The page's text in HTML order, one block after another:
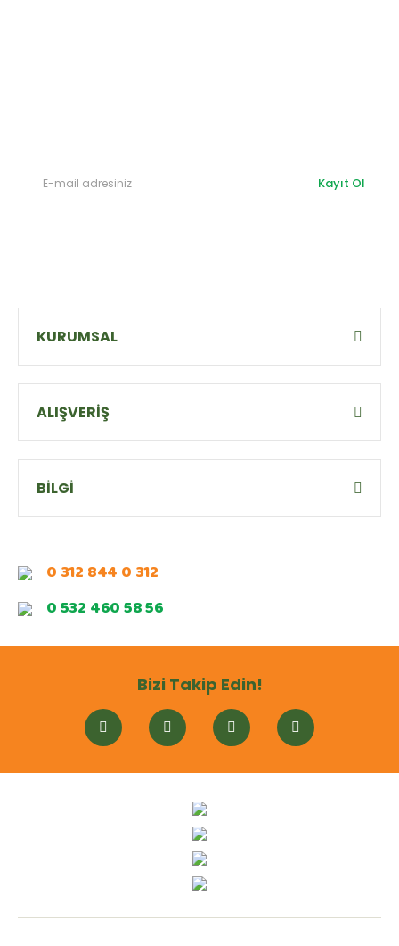
Kayıt Ol
KURUMSAL
ALIŞVERİŞ
BİLGİ
0 312 844 0 312
0 532 460 58 56
Bizi Takip Edin!